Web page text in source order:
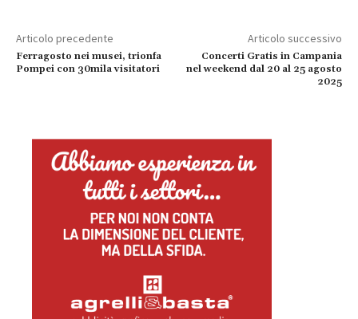
Articolo precedente
Ferragosto nei musei, trionfa
Pompei con 30mila visitatori
Articolo successivo
Concerti Gratis in Campania
nel weekend dal 20 al 25 agosto
2025